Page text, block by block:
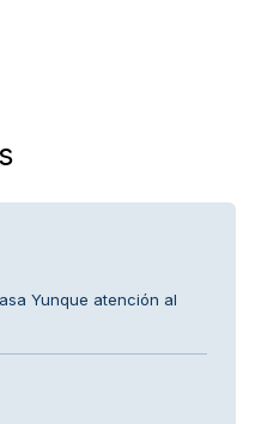
Yunque atención al